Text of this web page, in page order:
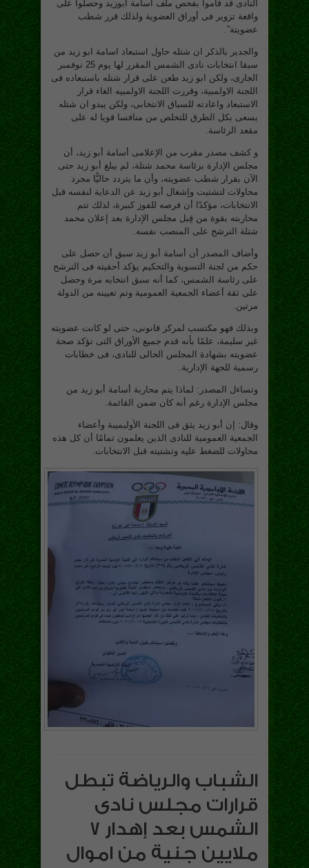
النادى قد قاموا بفحص ملف اسامة أبوزيد وحصلوا على
واقعة تزوير فى أوراق العضوية ولذلك قرر شطب
عضويتة”.
والجدير بالذكر ان شتله حاول استبعاد اسامة ابو زيد من
سبقا انتخابات نادى الشمس المقرر لها يوم 25 نوفمبر
الجارى، ولكن ابو زيد طعن على قرار شتله باستبعاده فى
اللجنة الاولمبية، وقررت اللجنة الاولمبيه الغاء قرار
الاستبعاد واعادته للسباق الانتخابى، ولكن يبدو ان شتله
يسعى بكل الطرق للتخلص من منافسا قويا له على
مقعد الرئاسة.
و كشف مصدر مقرب من الإعلامى أسامة أبو زيد، أن
مجلس الإدارة برئاسة محمد شتلة، لم يبلغ أبو زيد حتى
الآن بقرار شطب عضويته، وأن ما يتردد حاليًّا مجرد
محاولات لتشتيت وإشغال أبو زيد عن الدعاية لنفسه قبل
الانتخابات، مؤكدًا أن فرصه للفوز كبيرة، لذلك تتم
محاربته بقوة من قِبل مجلس الإدارة بعد إعلان محمد
شتلة الترشح على المنصب نفسه.
وأضاف المصدر أن أسامة أبو زيد سبق أن حصل على
حكم من لجنة التسوية والتحكيم يؤكد أحقيته فى الترشح
على رئاسة الشمس، كما أنه سبق انتخابه مرة وحصل
على ثقة أعضاء الجمعية العمومية وتم تعيينه من الدولة
مرتين.
وبذلك فهو مكتسب لمركز قانونى، حتى لو كانت عضويته
غير سليمة، علمًا بأنه قدم جميع الأوراق التى تؤكد صحة
عضويته بشهادة المجلس الحالى للنادى، فى خطابات
رسمية للجهة الإدارية.
وتساءل المصدر: لماذا يتم محاربة أسامة أبو زيد من
مجلس الإدارة رغم أنه كان ضمن القائمة.
وقال: إن أبو زيد يثق فى اللجنة الأوليميبة وأعضاء
الجمعية العمومية للنادى الذين يعلمون تمامًا أن كل هذه
محاولات للضغط عليه وتشتيته قبل الانتخابات.
الشباب والرياضة تبطل
قرارات مجلس نادى
الشمس بعد إهدار 7
ملايين جنية من اموال